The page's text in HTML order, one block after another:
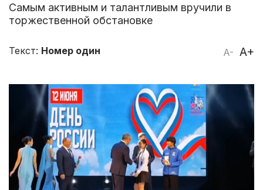
Самым активным и талантливым вручили в
торжественной обстановке
A- A+
Текст: Номер один